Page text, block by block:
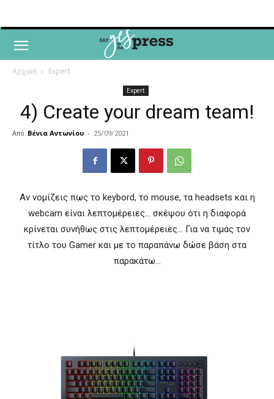
Αρχική Expert
Expert
4) Create your dream team!
Από Βένια Αντωνίου - 25/09/2021
Αν νομίζεις πως το keybord, το mouse, τα headsets και η
webcam είναι λεπτομέρειες… σκέψου ότι η διαφορά
κρίνεται συνήθως στις λεπτομέρειες… Για να τιμάς τον
τίτλο του Gamer και με το παραπάνω δώσε βάση στα
παρακάτω…